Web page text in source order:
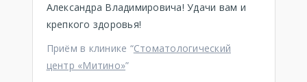
Александра Владимировича! Удачи вам и
крепкого здоровья!
Приём в клинике “Стоматологический
центр «Митино»”